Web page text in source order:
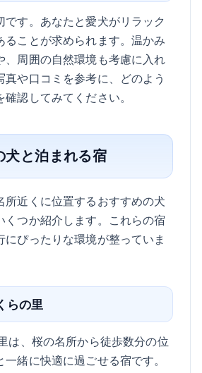
です。あなたと愛犬がリラック
ることが求められます。温かみ
、周囲の自然環境も考慮に入れ
真や口コミを参考に、どのよう
認してみてください。
犬と泊まれる宿
所近くに位置するおすすめの犬
くつか紹介します。これらの宿
にぴったりな環境が整っていま
らの里
は、桜の名所から徒歩数分の位
緒に快適に過ごせる宿です。